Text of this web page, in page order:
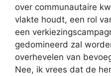
over communautaire
vlakte houdt, een rol
een
gedomineerd zal
overhevelen van
Nee, ik vrees dat de